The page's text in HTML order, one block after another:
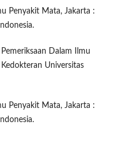
Penyakit Mata, Jakarta :
Pemeriksaan Dalam Ilmu
Universitas
Penyakit Mata, Jakarta :